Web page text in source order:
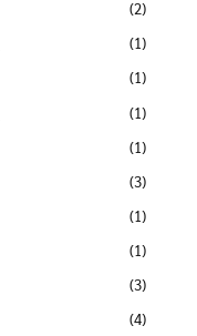
(2)
(1)
(1)
(1)
(1)
(3)
(1)
(1)
(3)
(4)